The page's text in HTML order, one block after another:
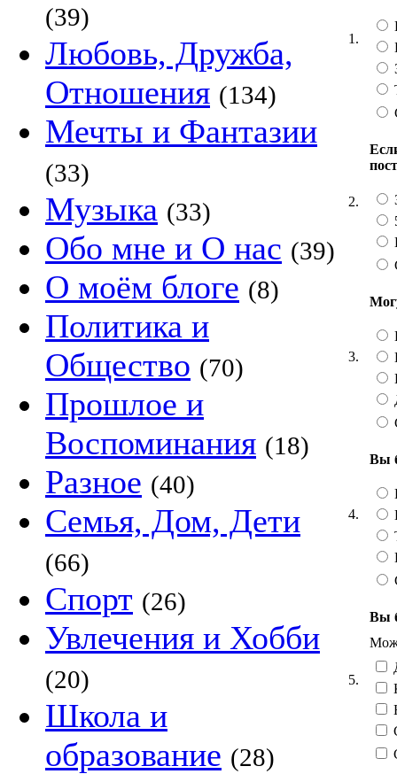
(39)
Любовь, Дружба,
Отношения (134)
Мечты и Фантазии
(33)
Музыка (33)
Обо мне и О нас (39)
О моём блоге (8)
Политика и
Общество (70)
Прошлое и
Воспоминания (18)
Разное (40)
Семья, Дом, Дети
(66)
Спорт (26)
Увлечения и Хобби
(20)
Школа и
образование (28)
1.
2.
3.
4.
Вы
5.
Вы